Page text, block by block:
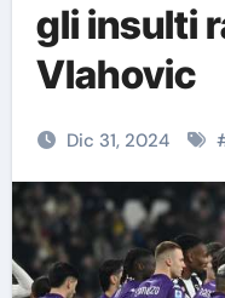
gli insulti
Vlahovic
Dic 31, 2024